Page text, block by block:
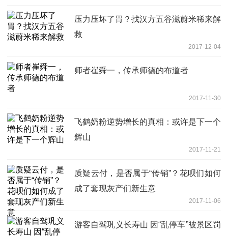
压力压坏了胃？找汉方五谷滋蔚米稀来解
救
2017-12-04
师者崔舜一，传承师德的布道者
2017-11-30
飞鹤奶粉逆势增长的真相：或许是下一个
辉山
2017-11-21
质疑云付，是否属于“传销”？花呗们如何
成了套现灰产们新生意
2017-11-06
游客自驾巩义长寿山 因“乱停车”被景区罚